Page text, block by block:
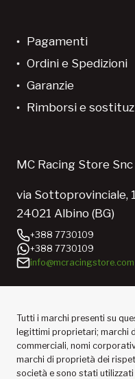
Pagamenti
Ordini e Spedizioni
Garanzie
Rimborsi e
MC Racing Store Snc
via Sottoprovinciale,
24021 Albino (BG)
+388 7730109
+388 7730109
info@mcracingstore.com
Tutti i marchi presenti su
legittimi proprietari; marchi
commerciali, nomi
marchi di proprietà dei
società e sono stati